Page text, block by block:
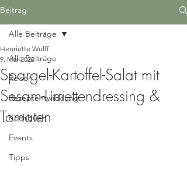
Beitrag
Alle Beiträge
Reisen
Rezeptentwicklung
Kochbuch
Events
Tipps
Alle Beiträge
Spargel-Kartoffel-Salat mit
Sesam-Limettendressing &
Tomaten
Henriette Wulff
9. Mai 2022